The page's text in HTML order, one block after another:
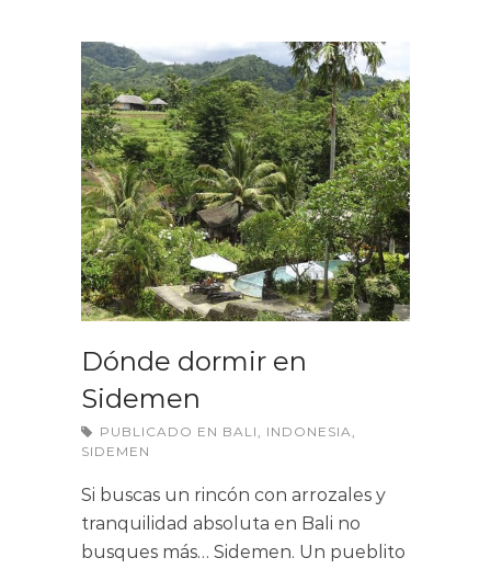
Dónde dormir en
Sidemen
PUBLICADO EN BALI INDONESIA
SIDEMEN
Si buscas un rincón con arrozales y
tranquilidad absoluta en Bali no
busques más… Sidemen. Un pueblito